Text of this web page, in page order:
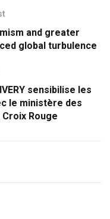
and greater
global turbulence
sensibilise les
le ministère des
Croix Rouge